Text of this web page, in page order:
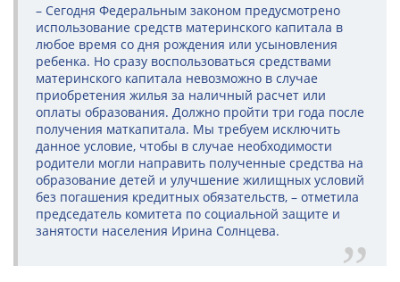
– Сегодня Федеральным законом предусмотрено
использование средств материнского капитала в
любое время со дня рождения или усыновления
ребенка. Но сразу воспользоваться средствами
материнского капитала невозможно в случае
приобретения жилья за наличный расчет или
оплаты образования. Должно пройти три года после
получения маткапитала. Мы требуем исключить
данное условие, чтобы в случае необходимости
родители могли направить полученные средства на
образование детей и улучшение жилищных условий
без погашения кредитных обязательств, – отметила
председатель комитета по социальной защите и
занятости населения Ирина Солнцева.